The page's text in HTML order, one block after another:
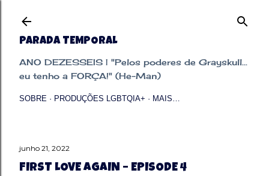
PARADA TEMPORAL
ANO DEZESSEIS | "Pelos poderes de Grayskull...
eu tenho a FORÇA!" (He-Man)
SOBRE PRODUÇÕES LGBTQIA+ MAIS…
junho 21, 2022
FIRST LOVE AGAIN – EPISODE 4